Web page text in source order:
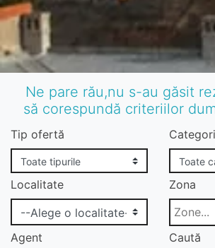
Ne pare rău,nu s-au găsit
să corespundă criteriilor
Tip ofertă
Localitate Zona
Agent Caută